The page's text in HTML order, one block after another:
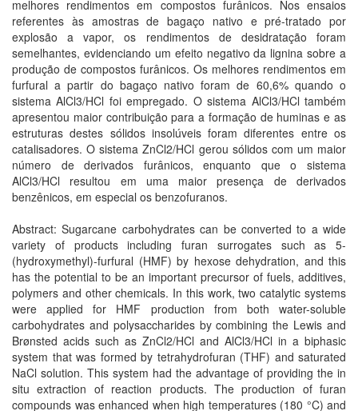
melhores rendimentos em compostos furânicos. Nos ensaios
referentes às amostras de bagaço nativo e pré-tratado por
explosão a vapor, os rendimentos de desidratação foram
semelhantes, evidenciando um efeito negativo da lignina sobre a
produção de compostos furânicos. Os melhores rendimentos em
furfural a partir do bagaço nativo foram de 60,6% quando o
sistema AlCl3/HCl foi empregado. O sistema AlCl3/HCl também
apresentou maior contribuição para a formação de huminas e as
estruturas destes sólidos insolúveis foram diferentes entre os
catalisadores. O sistema ZnCl2/HCl gerou sólidos com um maior
número de derivados furânicos, enquanto que o sistema
AlCl3/HCl resultou em uma maior presença de derivados
benzênicos, em especial os benzofuranos.
Abstract: Sugarcane carbohydrates can be converted to a wide
variety of products including furan surrogates such as 5-
(hydroxymethyl)-furfural (HMF) by hexose dehydration, and this
has the potential to be an important precursor of fuels, additives,
polymers and other chemicals. In this work, two catalytic systems
were applied for HMF production from both water-soluble
carbohydrates and polysaccharides by combining the Lewis and
Brønsted acids such as ZnCl2/HCl and AlCl3/HCl in a biphasic
system that was formed by tetrahydrofuran (THF) and saturated
NaCl solution. This system had the advantage of providing the in
situ extraction of reaction products. The production of furan
compounds was enhanced when high temperatures (180 °C) and